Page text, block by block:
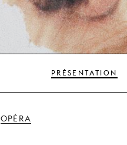
PRÉSENTATION
OPÉRA